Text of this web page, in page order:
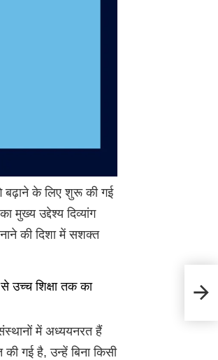
बढ़ाने के लिए शुरू की गई
मुख्य उद्देश्य दिव्यांग
की दिशा में सशक्त
उच्च शिक्षा तक का
में अध्ययनरत हैं
की गई है, उन्हें बिना किसी
के